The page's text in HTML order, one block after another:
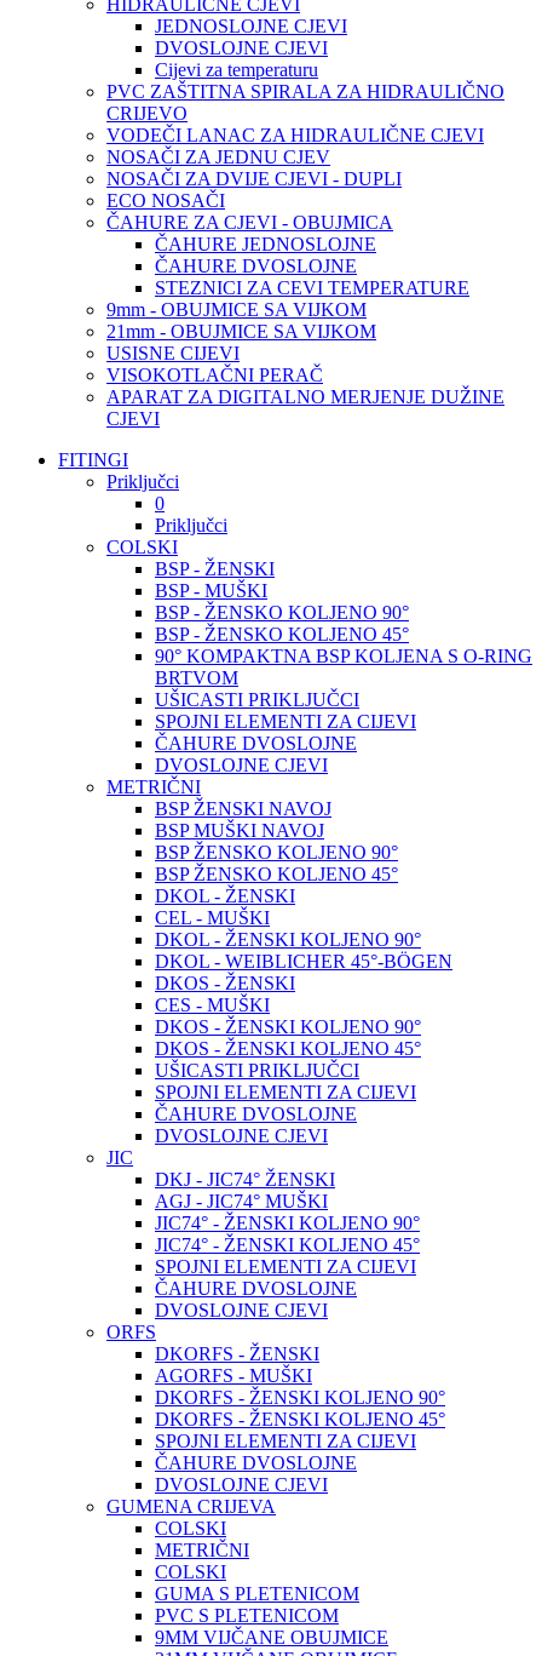
HIDRAULIČNE CJEVI
JEDNOSLOJNE CJEVI
DVOSLOJNE CJEVI
Cijevi za temperaturu
PVC ZAŠTITNA SPIRALA ZA HIDRAULIČNO
CRIJEVO
VODEČI LANAC ZA HIDRAULIČNE CJEVI
NOSAČI ZA JEDNU CJEV
NOSAČI ZA DVIJE CJEVI - DUPLI
ECO NOSAČI
ČAHURE ZA CJEVI - OBUJMICA
ČAHURE JEDNOSLOJNE
ČAHURE DVOSLOJNE
STEZNICI ZA CEVI TEMPERATURE
9mm - OBUJMICE SA VIJKOM
21mm - OBUJMICE SA VIJKOM
USISNE CIJEVI
VISOKOTLAČNI PERAČ
APARAT ZA DIGITALNO MERJENJE DUŽINE
CJEVI
FITINGI
Priključci
0
Priključci
COLSKI
BSP - ŽENSKI
BSP - MUŠKI
BSP - ŽENSKO KOLJENO 90°
BSP - ŽENSKO KOLJENO 45°
90° KOMPAKTNA BSP KOLJENA S O-RING
BRTVOM
UŠICASTI PRIKLJUČCI
SPOJNI ELEMENTI ZA CIJEVI
ČAHURE DVOSLOJNE
DVOSLOJNE CJEVI
METRIČNI
BSP ŽENSKI NAVOJ
BSP MUŠKI NAVOJ
BSP ŽENSKO KOLJENO 90°
BSP ŽENSKO KOLJENO 45°
DKOL - ŽENSKI
CEL - MUŠKI
DKOL - ŽENSKI KOLJENO 90°
DKOL - WEIBLICHER 45°-BÖGEN
DKOS - ŽENSKI
CES - MUŠKI
DKOS - ŽENSKI KOLJENO 90°
DKOS - ŽENSKI KOLJENO 45°
UŠICASTI PRIKLJUČCI
SPOJNI ELEMENTI ZA CIJEVI
ČAHURE DVOSLOJNE
DVOSLOJNE CJEVI
JIC
DKJ - JIC74° ŽENSKI
AGJ - JIC74° MUŠKI
JIC74° - ŽENSKI KOLJENO 90°
JIC74° - ŽENSKI KOLJENO 45°
SPOJNI ELEMENTI ZA CIJEVI
ČAHURE DVOSLOJNE
DVOSLOJNE CJEVI
ORFS
DKORFS - ŽENSKI
AGORFS - MUŠKI
DKORFS - ŽENSKI KOLJENO 90°
DKORFS - ŽENSKI KOLJENO 45°
SPOJNI ELEMENTI ZA CIJEVI
ČAHURE DVOSLOJNE
DVOSLOJNE CJEVI
GUMENA CRIJEVA
COLSKI
METRIČNI
COLSKI
GUMA S PLETENICOM
PVC S PLETENICOM
9MM VIJČANE OBUJMICE